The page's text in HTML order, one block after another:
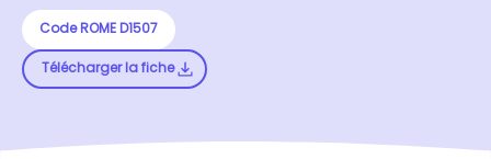
Code ROME D1507
Télécharger la fiche